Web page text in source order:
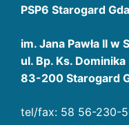
PSP6 Starogard
im. Jana Pawła II
ul. Bp. Ks.
83-200 Starogard
tel/fax: 58 56-230-